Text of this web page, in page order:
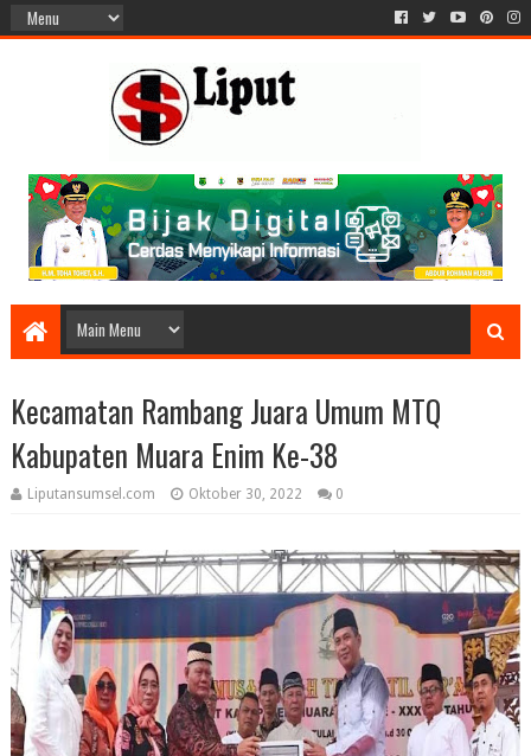
Kecamatan Rambang Juara Umum MTQ
Kabupaten Muara Enim Ke-38
Liputansumsel.com Oktober 30, 2022 0